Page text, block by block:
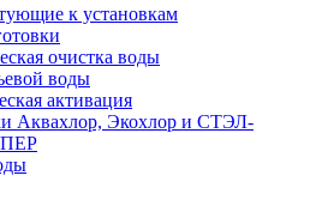
к установкам
очистка воды
воды
активация
Аквахлор, Экохлор и СТЭЛ-